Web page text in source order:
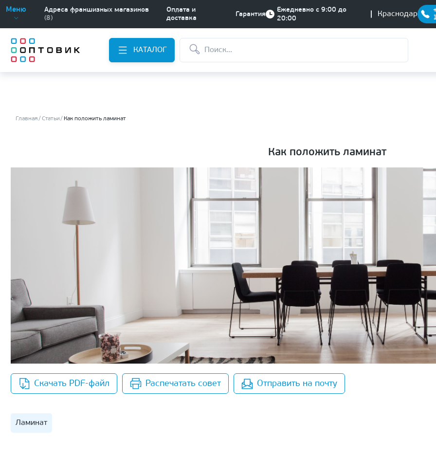
Меню
Адреса франшизных магазинов
(8)
Оплата и
доставка
Гарантия
Ежедневно с 9:00 до
20:00
Краснодар
КАТАЛОГ
Главная Статьи Как положить ламинат
Как положить ламинат
Скачать PDF-файл Распечатать совет Отправить на почту
Ламинат